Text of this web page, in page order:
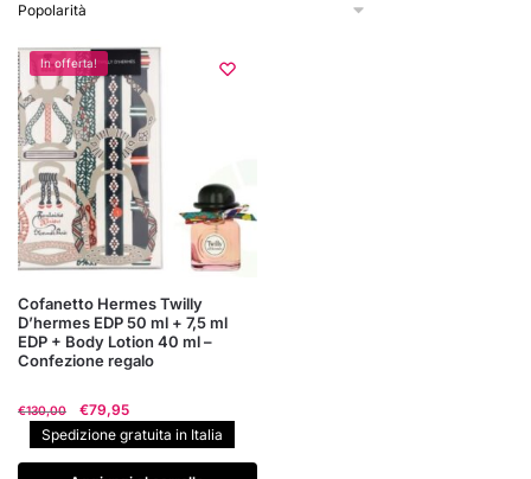
In offerta!
Cofanetto Hermes Twilly
D’hermes EDP 50 ml + 7,5 ml
EDP + Body Lotion 40 ml –
Confezione regalo
€130,00
Il
prezzo
originale
€79,95
prezzo
attuale
Spedizione gratuita in Italia